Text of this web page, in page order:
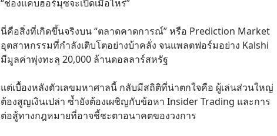
“ช่องแคบฮอร์มุซจะเปิดเมื่อไหร่”
นี่คือสิ่งที่เกิดขึ้นจริงบน “ตลาดคาดการณ์” หรือ Prediction Market
อุตสาหกรรมที่กำลังเติบโตอย่างบ้าคลั่ง จนแพลตฟอร์มอย่าง Kalshi
มีมูลค่าพุ่งทะลุ 20,000 ล้านดอลลาร์สหรัฐ
แต่เบื้องหลังตัวเลขมหาศาลนี้ กลับมีสถิติที่น่าตกใจคือ ผู้เล่นส่วนใหญ่
ต้องสูญเงินเปล่า ซ้ำยังต้องเผชิญกับข้อหา Insider Trading และการ
ต่อสู้ทางกฎหมายที่อาจชี้ชะตาอนาคตของวงการ